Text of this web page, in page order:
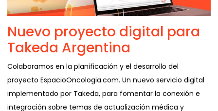
Nuevo proyecto digital para
Takeda Argentina
Colaboramos en la planificación y el desarrollo del
proyecto EspacioOncologia.com. Un nuevo servicio digital
implementado por Takeda, para fomentar la conexión e
integración sobre temas de actualización médica y